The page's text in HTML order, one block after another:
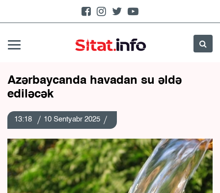
Azərbaycanda havadan su əldə
ediləcək
13:18 10 Sentyabr 2025